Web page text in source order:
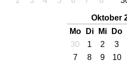
Oktober
Mo
Di Mi Do
30
1 2 3
7
8 9 10